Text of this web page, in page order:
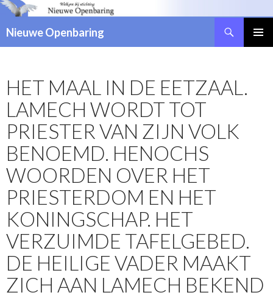
Nieuwe Openbaring
SPRINGEN
HET MAAL IN DE EETZAAL.
LAMECH WORDT TOT
PRIESTER VAN ZIJN VOLK
BENOEMD. HENOCHS
WOORDEN OVER HET
PRIESTERDOM EN HET
KONINGSCHAP. HET
VERZUIMDE TAFELGEBED.
DE HEILIGE VADER MAAKT
ZICH AAN LAMECH BEKEND